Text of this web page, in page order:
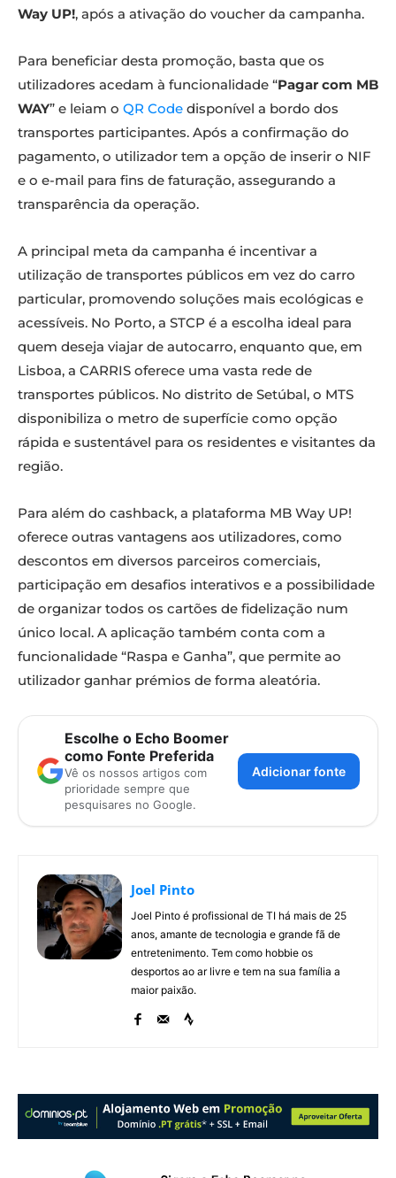
Way UP!, após a ativação do voucher da campanha.
Para beneficiar desta promoção, basta que os
utilizadores acedam à funcionalidade “Pagar com MB
WAY” e leiam o QR Code disponível a bordo dos
transportes participantes. Após a confirmação do
pagamento, o utilizador tem a opção de inserir o NIF
e o e-mail para fins de faturação, assegurando a
transparência da operação.
A principal meta da campanha é incentivar a
utilização de transportes públicos em vez do carro
particular, promovendo soluções mais ecológicas e
acessíveis. No Porto, a STCP é a escolha ideal para
quem deseja viajar de autocarro, enquanto que, em
Lisboa, a CARRIS oferece uma vasta rede de
transportes públicos. No distrito de Setúbal, o MTS
disponibiliza o metro de superfície como opção
rápida e sustentável para os residentes e visitantes da
região.
Para além do cashback, a plataforma MB Way UP!
oferece outras vantagens aos utilizadores, como
descontos em diversos parceiros comerciais,
participação em desafios interativos e a possibilidade
de organizar todos os cartões de fidelização num
único local. A aplicação também conta com a
funcionalidade “Raspa e Ganha”, que permite ao
utilizador ganhar prémios de forma aleatória.
Escolhe o Echo Boomer
como Fonte Preferida
Vê os nossos artigos com
prioridade sempre que
pesquisares no Google.
Adicionar fonte
Joel Pinto
Joel Pinto é profissional de TI há mais de 25
anos, amante de tecnologia e grande fã de
entretenimento. Tem como hobbie os
desportos ao ar livre e tem na sua família a
maior paixão.